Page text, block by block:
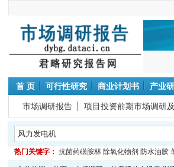
首 页 可行性研究 商业计划书 产业
市场调研报告 项目投资前期市场调研
热门关键字： 抗菌药磺胺林 除氧化物剂 防水油胶